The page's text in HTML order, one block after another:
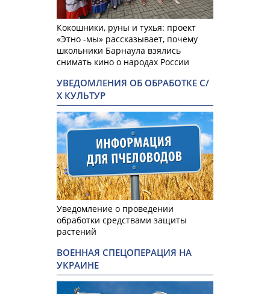
Кокошники, руны и тухья: проект
«Этно -мы» рассказывает, почему
школьники Барнаула взялись
снимать кино о народах России
УВЕДОМЛЕНИЯ ОБ ОБРАБОТКЕ С/
Х КУЛЬТУР
Уведомление о проведении
обработки средствами защиты
растений
ВОЕННАЯ СПЕЦОПЕРАЦИЯ НА
УКРАИНЕ